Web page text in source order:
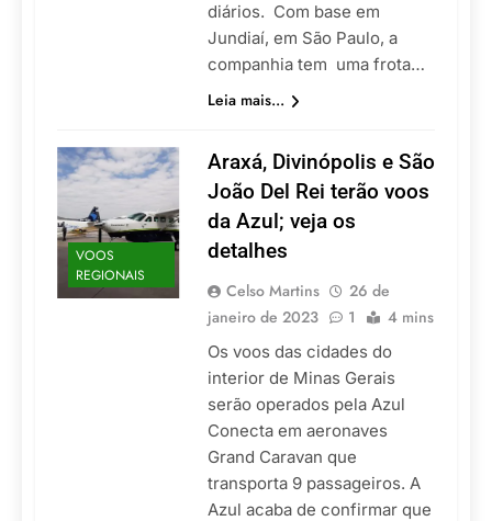
diários. Com base em
Jundiaí, em São Paulo, a
companhia tem uma frota…
Leia mais...
VOOS
REGIONAIS
Araxá, Divinópolis e São
João Del Rei terão voos
da Azul; veja os
detalhes
Celso Martins
26 de
janeiro de 2023
1 4 mins
Os voos das cidades do
interior de Minas Gerais
serão operados pela Azul
Conecta em aeronaves
Grand Caravan que
transporta 9 passageiros. A
Azul acaba de confirmar que